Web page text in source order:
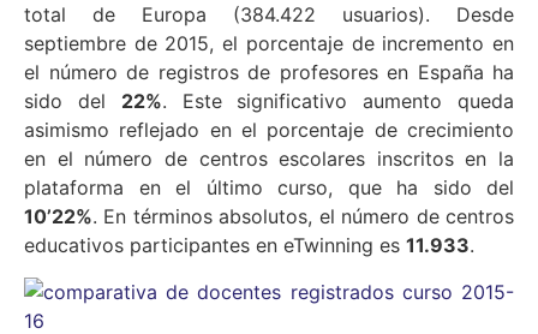
total de Europa (384.422 usuarios). Desde
septiembre de 2015, el porcentaje de incremento en
el número de registros de profesores en España ha
sido del 22%. Este significativo aumento queda
asimismo reflejado en el porcentaje de crecimiento
en el número de centros escolares inscritos en la
plataforma en el último curso, que ha sido del
10’22%. En términos absolutos, el número de centros
educativos participantes en eTwinning es 11.933.